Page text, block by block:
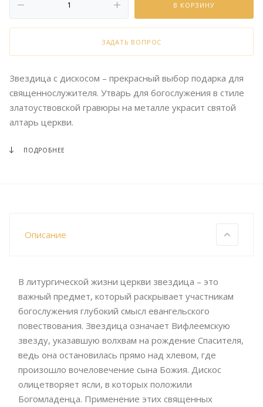
В КОРЗИНУ
ЗАДАТЬ ВОПРОС
Звездица с дискосом – прекрасный выбор подарка для
священнослужителя. Утварь для богослужения в стиле
златоуствовской гравюры на металле украсит святой
алтарь церкви.
ПОДРОБНЕЕ
Описание
В литургической жизни церкви звездица – это
важный предмет, который раскрывает участникам
богослужения глубокий смысл евангельского
повествования. Звездица означает Вифлеемскую
звезду, указавшую волхвам на рождение Спасителя,
ведь она остановилась прямо над хлевом, где
произошло вочеловечение сына Божия. Дискос
олицетворяет ясли, в которых положили
Богомладенца. Применение этих священных